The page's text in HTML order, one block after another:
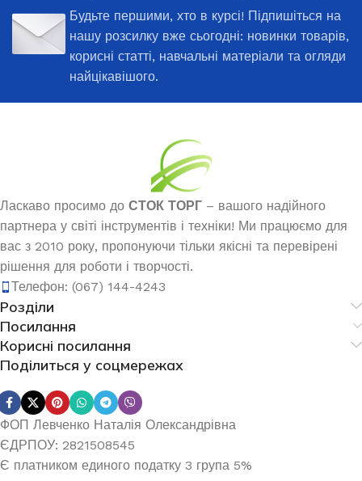
Будьте першими, хто в курсі! Підпишіться на
нашу розсилку вже сьогодні: новинки товарів,
корисні статті, навчальні матеріали та огляди
найцікавішого.
Ласкаво просимо до СТОК ТОРГ – вашого надійного
партнера у світі інструментів і техніки! Ми працюємо для
вас з 2010 року, пропонуючи тільки якісні та перевірені
рішення для роботи і творчості.
Телефон: (067) 144-4243
Розділи
Посилання
Корисні посилання
Поділиться у соцмережах
ФОП Левченко Наталія Олександрівна
ЄДРПОУ: 2821508545
Є платником единого податку 3 група 5%